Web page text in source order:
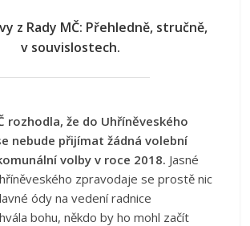
z Rady MČ: Přehledně, stručně,
v souvislostech.
rozhodla, že do Uhříněveského
nebude přijímat žádná volební
volby v roce 2018. Jasné
zpravodaje se prostě nic
ódy na vedení radnice
bohu, někdo by ho mohl začít